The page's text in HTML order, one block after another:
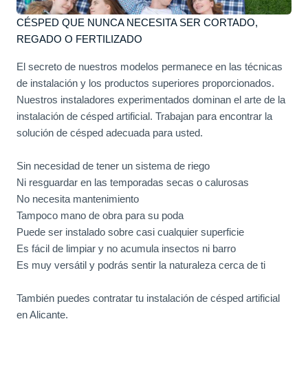
CÉSPED QUE NUNCA NECESITA SER CORTADO,
REGADO O FERTILIZADO
El secreto de nuestros modelos permanece en las técnicas
de instalación y los productos superiores proporcionados.
Nuestros instaladores experimentados dominan el arte de la
instalación de césped artificial. Trabajan para encontrar la
solución de césped adecuada para usted.
Sin necesidad de tener un sistema de riego
Ni resguardar en las temporadas secas o calurosas
No necesita mantenimiento
Tampoco mano de obra para su poda
Puede ser instalado sobre casi cualquier superficie
Es fácil de limpiar y no acumula insectos ni barro
Es muy versátil y podrás sentir la naturaleza cerca de ti
También puedes contratar tu instalación de césped artificial
en Alicante.